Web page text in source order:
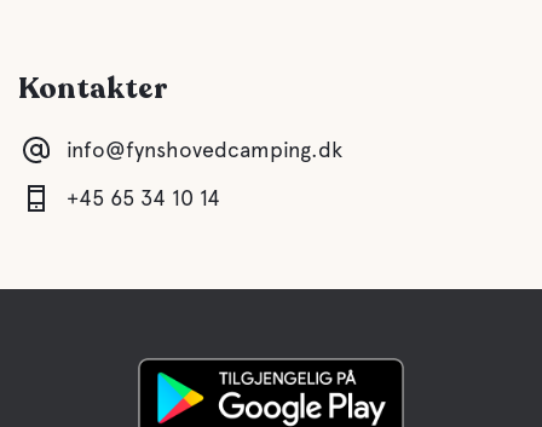
Kontakter
info@fynshovedcamping.dk
+45 65 34 10 14